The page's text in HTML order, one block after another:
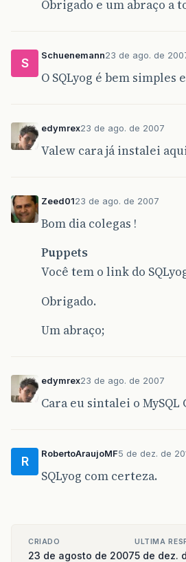
Obrigado e um abraço a
S
Schuenemann23 de ago. de
O SQLyog é bem simples
edymrex23 de ago. de 2007
Valew cara já instalei
Zeed0123 de ago. de 2007
Bom dia colegas !
Puppets
Você tem o link do
Obrigado.
Um abraço;
edymrex23 de ago. de 2007
Cara eu sintalei o MySQL
R
RobertoAraujoMF5 de dez. de
SQLyog com certeza.
CRIADO
23 de agosto de 2007
ULTIMA
5 de dez.